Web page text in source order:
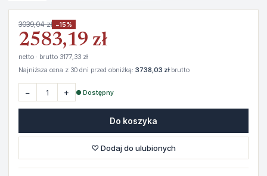
3039,04 zł −15%
2583,19 zł
netto · brutto 3177,33 zł
Najniższa cena z 30 dni przed obniżką: 3738,03 złbrutto
− + ● Dostępny
Do koszyka
♡ Dodaj do ulubionych